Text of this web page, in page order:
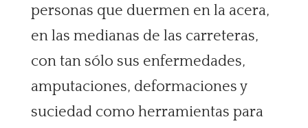
personas que duermen en la acera,
en las medianas de las carreteras,
con tan sólo sus enfermedades,
amputaciones, deformaciones y
suciedad como herramientas para